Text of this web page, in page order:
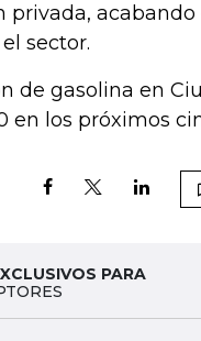
acabando
sector.
de gasolina en
en los próximos
PARA